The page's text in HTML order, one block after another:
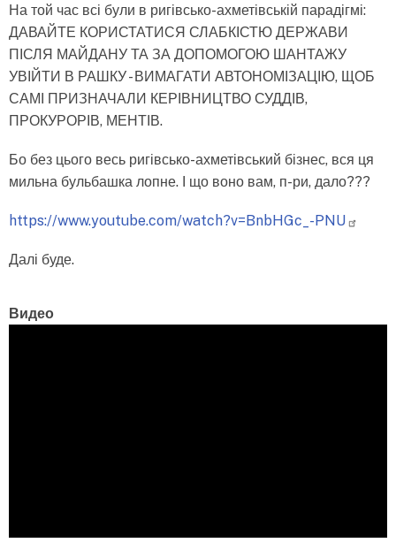
На той час всі були в ригівсько-ахметівській парадігмі:
ДАВАЙТЕ КОРИСТАТИСЯ СЛАБКІСТЮ ДЕРЖАВИ
ПІСЛЯ МАЙДАНУ ТА ЗА ДОПОМОГОЮ ШАНТАЖУ
УВІЙТИ В РАШКУ - ВИМАГАТИ АВТОНОМІЗАЦІЮ, ЩОБ
САМІ ПРИЗНАЧАЛИ КЕРІВНИЦТВО СУДДІВ,
ПРОКУРОРІВ, МЕНТІВ.
Бо без цього весь ригівсько-ахметівський бізнес, вся ця
мильна бульбашка лопне. І що воно вам, п-ри, дало???
https://www.youtube.com/watch?v=BnbHGc_-PNU
Далі буде.
Видео